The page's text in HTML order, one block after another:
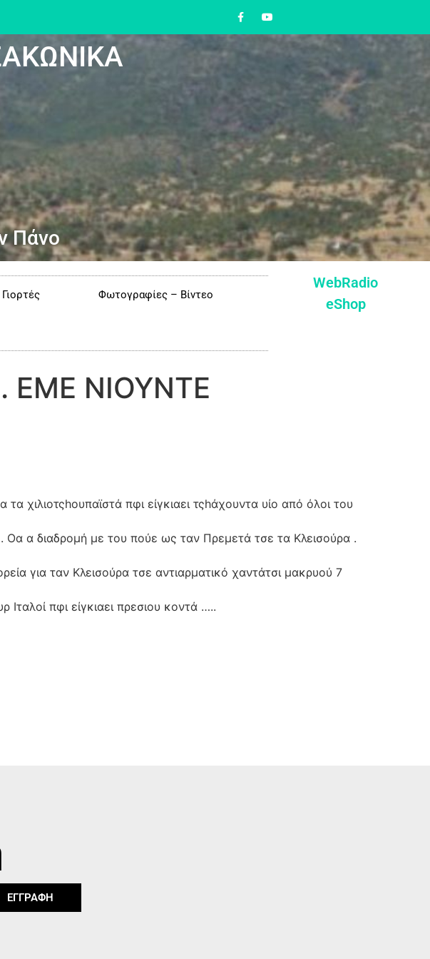
Πάνο
Γιορτές Φωτογραφίες – Βίντεο
WebRadio
eShop
ΕΜΕ ΝΙΟΥΝΤΕ
χιλιοτςhουπαϊστά πφι είγκιαει τςhάχουντα υίο από όλοι του
α διαδρομή με του πούε ως ταν Πρεμετά τσε τα Κλεισούρα .
για ταν Κλεισούρα τσε αντιαρματικό χαντάτσι μακρυού 7
πφι είγκιαει πρεσιου κοντά …..
ΕΓΓΡΑΦΗ